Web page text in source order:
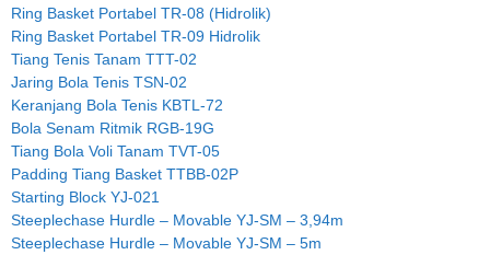
Ring Basket Portabel TR-08 (Hidrolik)
Ring Basket Portabel TR-09 Hidrolik
Tiang Tenis Tanam TTT-02
Jaring Bola Tenis TSN-02
Keranjang Bola Tenis KBTL-72
Bola Senam Ritmik RGB-19G
Tiang Bola Voli Tanam TVT-05
Padding Tiang Basket TTBB-02P
Starting Block YJ-021
Steeplechase Hurdle – Movable YJ-SM – 3,94m
Steeplechase Hurdle – Movable YJ-SM – 5m